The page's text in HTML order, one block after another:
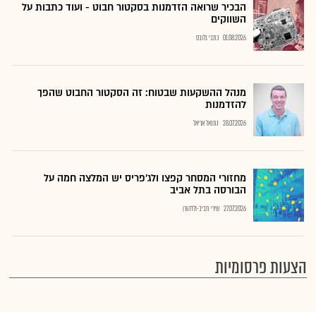
הבכיר שרואה הזדמנות בסקטור חבוט - ועוד כתבות על
השווקים
01.08.2026 כתבי גלובס
מנהל ההשקעות שבטוח: זה הסקטור החבוט שהפך
להזדמנות
28.07.2026 נתנאל אריאל
מחזורי המסחר קפצו ולג'פריס יש המלצה חמה על
הבורסה בתל אביב
27.07.2026 שירי חביב-ולדהורן
הצעות פרסומיות